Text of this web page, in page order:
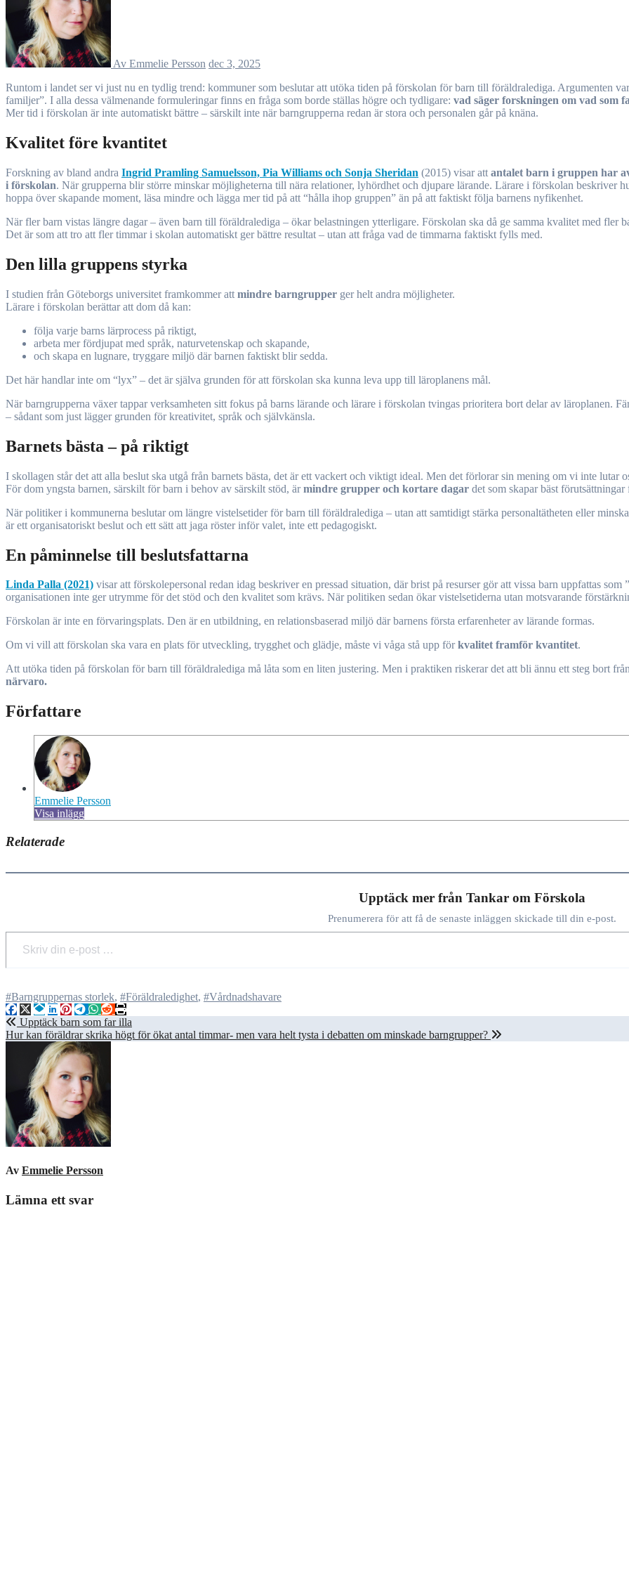
Av Emmelie Persson dec 3, 2025
Runtom i landet ser vi just nu en tydlig trend: kommuner som beslutar att utöka tiden på förskolan för barn till föräldralediga. Argumenten varierar – “rättvis fördelning”, “likvärdighet” eller “underlätta för
familjer”. I alla dessa välmenande formuleringar finns en fråga som borde ställas högre och tydligare: vad säger forskningen om vad som
Mer tid i förskolan är inte automatiskt bättre – särskilt inte när barngrupperna redan är stora och personalen går på knäna.
Kvalitet före kvantitet
Forskning av bland andra Ingrid Pramling Samuelsson, Pia Williams och Sonja Sheridan (2015) visar att antalet barn i gruppen har
i förskolan. När grupperna blir större minskar möjligheterna till nära relationer, lyhördhet och djupare lärande. Lärare i förskolan beskriver
hoppa över skapande moment, läsa mindre och lägga mer tid på att “hålla ihop gruppen” än på att faktiskt följa barnens nyfikenhet.
När fler barn vistas längre dagar – även barn till föräldralediga – ökar belastningen ytterligare. Förskolan ska då ge samma kvalitet med fler
Det är som att tro att fler timmar i skolan automatiskt ger bättre resultat – utan att fråga vad de timmarna faktiskt fylls med.
Den lilla gruppens styrka
I studien från Göteborgs universitet framkommer att mindre barngrupper ger helt andra möjligheter.
Lärare i förskolan berättar att dom då kan:
följa varje barns lärprocess på riktigt,
arbeta mer fördjupat med språk, naturvetenskap och skapande,
och skapa en lugnare, tryggare miljö där barnen faktiskt blir sedda.
Det här handlar inte om “lyx” – det är själva grunden för att förskolan ska kunna leva upp till läroplanens mål.
När barngrupperna växer tappar verksamheten sitt fokus på barns lärande och lärare i förskolan tvingas prioritera bort delar av läroplanen.
– sådant som just lägger grunden för kreativitet, språk och självkänsla.
Barnets bästa – på riktigt
I skollagen står det att alla beslut ska utgå från barnets bästa, det är ett vackert och viktigt ideal. Men det förlorar sin mening om vi inte lutar
För dom yngsta barnen, särskilt för barn i behov av särskilt stöd, ärmindre grupper och kortare dagar det som skapar bäst
När politiker i kommunerna beslutar om längre vistelsetider för barn till föräldralediga – utan att samtidigt stärka personaltätheten eller
är ett organisatoriskt beslut och ett sätt att jaga röster inför valet, inte ett pedagogiskt.
En påminnelse till beslutsfattarna
Linda Palla (2021) visar att förskolepersonal redan idag beskriver en pressad situation, där brist på resurser gör att vissa barn uppfattas
organisationen inte ger utrymme för det stöd och den kvalitet som krävs. När politiken sedan ökar vistelsetiderna utan motsvarande
Förskolan är inte en förvaringsplats. Den är en utbildning, en relationsbaserad miljö där barnens första erfarenheter av lärande formas.
Om vi vill att förskolan ska vara en plats för utveckling, trygghet och glädje, måste vi våga stå upp förkvalitet framför kvantitet.
Att utöka tiden på förskolan för barn till föräldralediga må låta som en liten justering. Men i praktiken riskerar det att bli ännu ett steg bort
närvaro.
Författare
Emmelie Persson
Visa inlägg
Relaterade
Upptäck mer från Tankar om Förskola
Prenumerera för att få de senaste inläggen skickade till din e-post.
Skriv din e-post …
#Barngruppernas storlek, #Föräldraledighet, #Vårdnadshavare
Inläggsnavigering
Upptäck barn som far illa
Hur kan föräldrar skrika högt för ökat antal timmar- men vara helt tysta i debatten om minskade barngrupper?
Av Emmelie Persson
Lämna ett svar